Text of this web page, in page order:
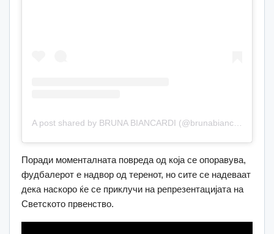
Поради моменталната повреда од која се опоравува,
фудбалерот е надвор од теренот, но сите се надеваат
дека наскоро ќе се приклучи на репрезентацијата на
Светското првенство.